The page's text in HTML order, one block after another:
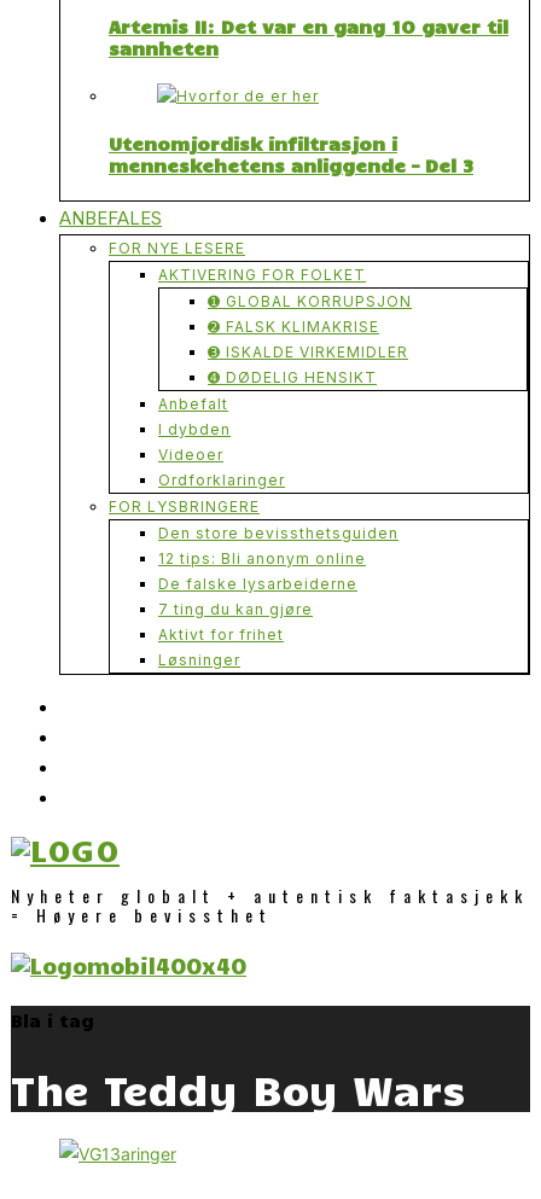
Artemis II: Det var en gang 10 gaver til
sannheten
Utenomjordisk infiltrasjon i
menneskehetens anliggende – Del 3
ANBEFALES
FOR NYE LESERE
AKTIVERING FOR FOLKET
➊ GLOBAL KORRUPSJON
➋ FALSK KLIMAKRISE
➌ ISKALDE VIRKEMIDLER
➍ DØDELIG HENSIKT
Anbefalt
I dybden
Videoer
Ordforklaringer
FOR LYSBRINGERE
Den store bevissthetsguiden
12 tips: Bli anonym online
De falske lysarbeiderne
7 ting du kan gjøre
Aktivt for frihet
Løsninger
Nyheter globalt + autentisk faktasjekk
= Høyere bevissthet
Bla i tag
The Teddy Boy Wars